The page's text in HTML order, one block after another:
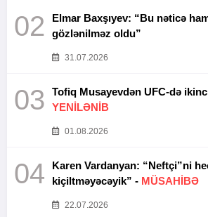
02
Elmar Baxşıyev: “Bu nəticə
gözlənilməz oldu”
31.07.2026
03
YENİLƏNİB
01.08.2026
04
Karen Vardanyan: “Neftçi”ni
kiçiltməyəcəyik” - MÜSAHİBƏ
22.07.2026